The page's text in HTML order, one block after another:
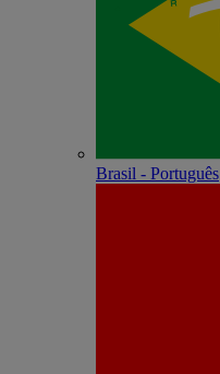
Brasil - Português